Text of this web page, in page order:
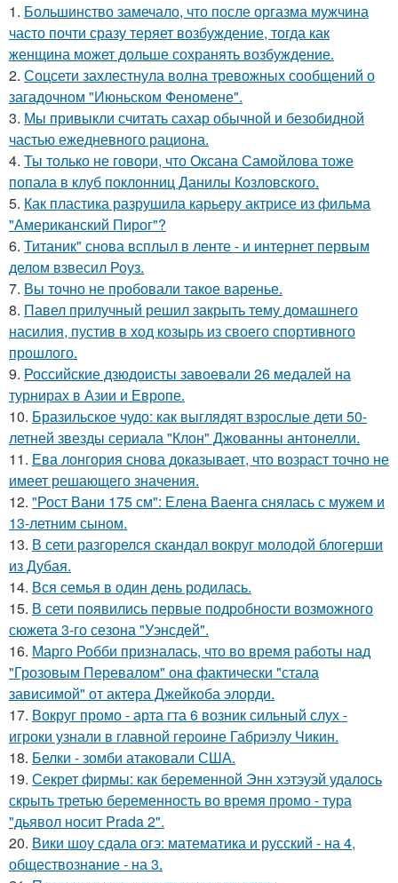
1. Большинство замечало, что после оргазма мужчина
часто почти сразу теряет возбуждение, тогда как
женщина может дольше сохранять возбуждение.
2. Соцсети захлестнула волна тревожных сообщений о
загадочном "Июньском Феномене".
3. Мы привыкли считать сахар обычной и безобидной
частью ежедневного рациона.
4. Ты только не говори, что Оксана Самойлова тоже
попала в клуб поклонниц Данилы Козловского.
5. Как пластика разрушила карьеру актрисе из фильма
"Американский Пирог"?
6. Титаник" снова всплыл в ленте - и интернет первым
делом взвесил Роуз.
7. Вы точно не пробовали такое варенье.
8. Павел прилучный решил закрыть тему домашнего
насилия, пустив в ход козырь из своего спортивного
прошлого.
9. Российские дзюдоисты завоевали 26 медалей на
турнирах в Азии и Европе.
10. Бразильское чудо: как выглядят взрослые дети 50-
летней звезды сериала "Клон" Джованны антонелли.
11. Ева лонгория снова доказывает, что возраст точно не
имеет решающего значения.
12. "Рост Вани 175 см": Елена Ваенга снялась с мужем и
13-летним сыном.
13. В сети разгорелся скандал вокруг молодой блогерши
из Дубая.
14. Вся семья в один день родилась.
15. В сети появились первые подробности возможного
сюжета 3-го сезона "Уэнсдей".
16. Марго Робби призналась, что во время работы над
"Грозовым Перевалом" она фактически "стала
зависимой" от актера Джейкоба элорди.
17. Вокруг промо - арта гта 6 возник сильный слух -
игроки узнали в главной героине Габриэлу Чикин.
18. Белки - зомби атаковали США.
19. Секрет фирмы: как беременной Энн хэтэуэй удалось
скрыть третью беременность во время промо - тура
"дьявол носит Prada 2".
20. Вики шоу сдала огэ: математика и русский - на 4,
обществознание - на 3.